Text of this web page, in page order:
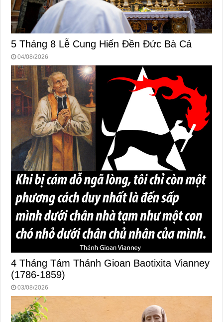
5 Tháng 8 Lễ Cung Hiến Ðền Ðức Bà Cả
04/08/2026
4 Tháng Tám Thánh Gioan Baotixita Vianney
(1786-1859)
03/08/2026